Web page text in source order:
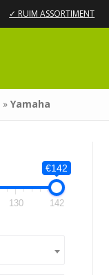
✓ RUIM ASSORTIMENT
»Yamaha
€142
130 142